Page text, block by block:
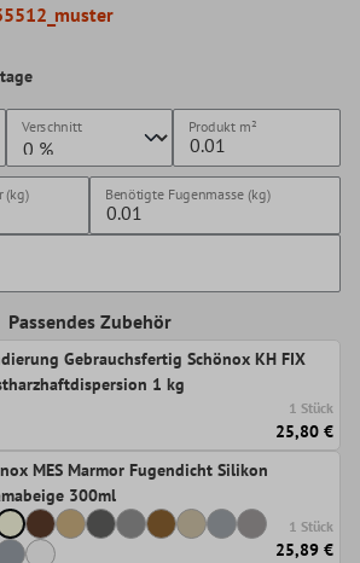
Verschnitt Produkt m²
(kg) Benötigte Fugenmasse (kg)
Passendes Zubehör
Gebrauchsfertig Schönox KH FIX
1 kg
1 Stück
25,80 €
MES Marmor Fugendicht Silikon
300ml
1 Stück
25,89 €